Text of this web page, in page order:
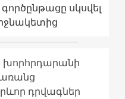
սկսվել
խորհրդարանի
դրվագներ